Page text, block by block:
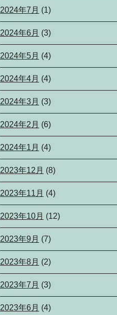
2024年7月 (1)
2024年6月 (3)
2024年5月 (4)
2024年4月 (4)
2024年3月 (3)
2024年2月 (6)
2024年1月 (4)
2023年12月 (8)
2023年11月 (4)
2023年10月 (12)
2023年9月 (7)
2023年8月 (2)
2023年7月 (3)
2023年6月 (4)